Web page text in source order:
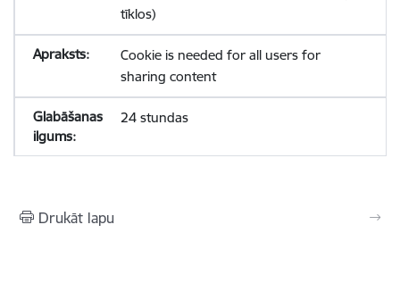
tīklos)
Cookie is needed for all users for
sharing content
24 stundas
Drukāt lapu